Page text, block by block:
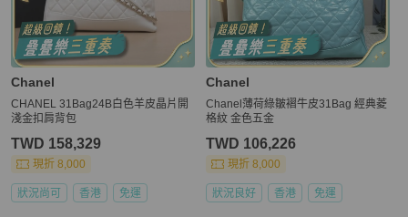
Chanel
CHANEL 31Bag24B白色羊皮晶片開
淺金扣肩背包
TWD 158,329
現折 8,000
狀況尚可 香港 免運
Chanel
Chanel薄荷綠皺褶牛皮31Bag 經典菱
格紋 金色五金
TWD 106,226
現折 8,000
狀況良好 香港 免運